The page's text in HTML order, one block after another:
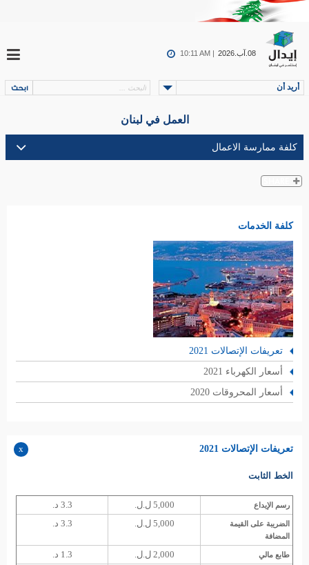
08.آب.2026 10:11 AM |
أريد أن
العمل في لبنان
كلفة الخدمات
تعريفات الإتصالات 2021
أسعار الكهرباء 2021
أسعار المحروقات 2020
تعريفات الإتصالات 2021
الخط الثابت
رسم الإيداع 5,000 ل.ل. 3.3 د.
الضريبة على القيمة
المضافة
5,000 ل.ل. 3.3 د.
طابع مالي 2,000 ل.ل. 1.3 د.